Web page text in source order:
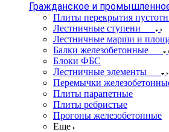
Гражданское и
Плиты перекрытия
Лестничные ступени
Лестничные марши и
Балки железобетонные
Блоки ФБС
Лестничные элементы
Перемычки
Плиты парапетные
Плиты ребристые
Прогоны железобетонные
Еще